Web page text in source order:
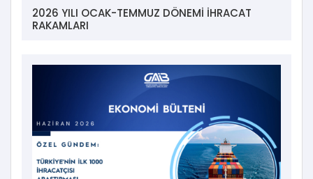
2026 YILI OCAK-TEMMUZ DÖNEMİ İHRACAT
RAKAMLARI